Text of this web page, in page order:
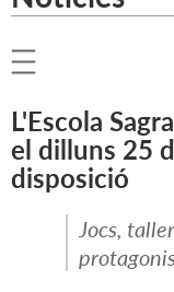
L'Escola
el dilluns 25
disposició
Jocs,